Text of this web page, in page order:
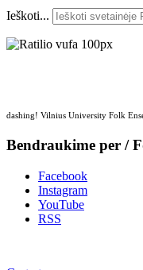
Ieškoti...
dashing! Vilnius University Folk
Bendraukime per /
Facebook
Instagram
YouTube
RSS